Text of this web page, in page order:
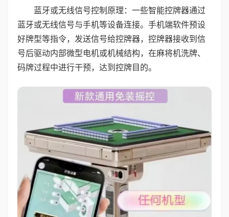
蓝牙或无线信号控制原理：一些智能控牌器通过
蓝牙或无线信号与手机等设备连接。手机端软件预设
好牌型等指令，发送信号给控牌器，控牌器接收到信
号后驱动内部微型电机或机械结构，在麻将机洗牌、
码牌过程中进行干预，达到控牌目的。